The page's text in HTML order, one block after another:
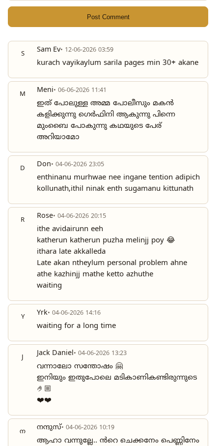
Post Comment
S Sam Ev• 12-06-2026 03:59
kurach vayikaylum sarila pages min 30+ akane
M Meni• 06-06-2026 11:41
ഇത് പോലുള്ള അമ്മ പോലീസും മകൻ
കളിക്കുന്നു ഗെർഫിനി ആകുന്നു പിന്നെ
മുംബൈ പോകുന്നു കഥയുടെ പേര്
അറിയാമോ
D Don• 04-06-2026 23:05
enthinanu murhwae nee ingane tention adipich
kollunath,ithil ninak enth sugamanu kittunath
R Rose• 04-06-2026 20:15
ithe avidairunn eeh
katherun katherun puzha melinjj poy 😂
ithara late akkalleda
Late akan ntheylum personal problem ahne
athe kazhinjj mathe ketto azhuthe
waiting
Y Yrk• 04-06-2026 14:16
waiting for a long time
J Jack Daniel• 04-06-2026 13:23
വന്നാലോ സന്തോഷം 🤗
ഇനിയും ഇതുപോലെ മടികാണികണ്ടിരുന്നുടെ
🤌🏼
❤️❤️
ന നന്ദുസ്• 04-06-2026 10:19
ആഹാ വന്നുല്ലേ.. ൻറെ ചെക്കനേം പെണ്ണിനേം